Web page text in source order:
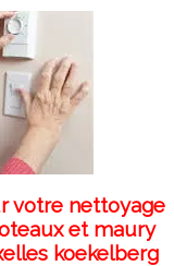
votre nettoyage
et maury
koekelberg